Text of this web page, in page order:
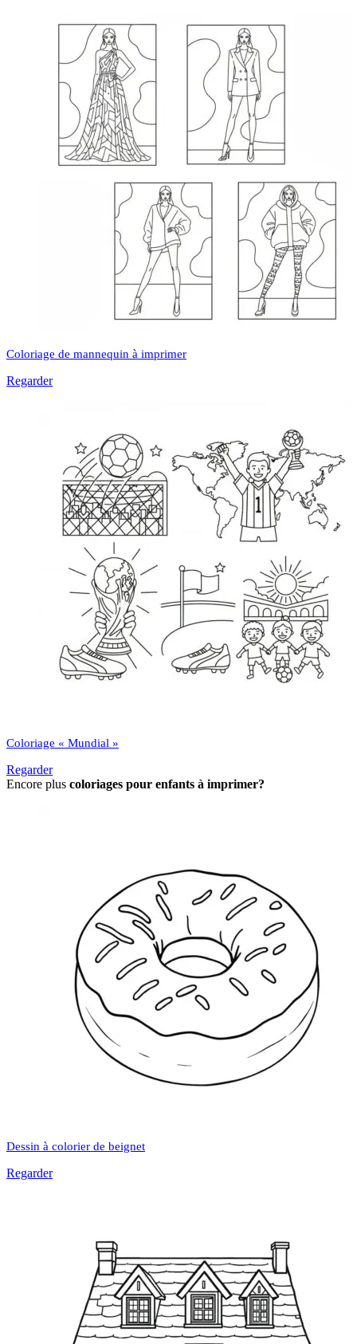
Coloriage de mannequin à imprimer
Regarder
Coloriage « Mundial »
Regarder
Encore plus coloriages pour enfants à imprimer?
Dessin à colorier de beignet
Regarder